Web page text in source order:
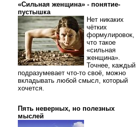
«Сильная женщина» - понятие-
пустышка
Нет никаких
чётких
формулировок,
что такое
«сильная
женщина».
Точнее, каждый
подразумевает что-то своё, можно
вкладывать любой смысл, который
хочется.
Пять неверных, но полезных
мыслей